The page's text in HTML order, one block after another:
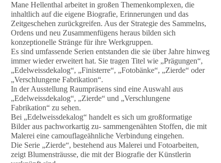
Mane Hellenthal arbeitet in großen Themenkomplexen, die
inhaltlich auf die eigene Biografie, Erinnerungen und das
Zeitgeschehen zurückgreifen. Aus der Strategie des Sammelns,
Ordens und neu Zusammenfügens heraus bilden sich
konzeptionelle Stränge für ihre Werkgruppen.
Es sind umfassende Serien entstanden die sie über Jahre hinweg
immer wieder erweitert hat. Sie tragen Titel wie „Prägungen“,
„Edelweissdekalog“, „Finisterre“, „Fotobänke“, „Zierde“ oder
„Verschlungene Fabrikation“.
In der Ausstellung Raumpräsens sind eine Auswahl aus
„Edelweissdekalog“, „Zierde“ und „Verschlungene
Fabrikation“ zu sehen.
Bei „Edelweissdekalog“ handelt es sich um großformatige
Bilder aus pachworkartig zu- sammengenähten Stoffen, die mit
Malerei eine camouflageähnliche Verbindung eingehen.
Die Serie „Zierde“, bestehend aus Malerei und Fotoarbeiten,
zeigt Blumensträusse, die mit der Biografie der Künstlerin